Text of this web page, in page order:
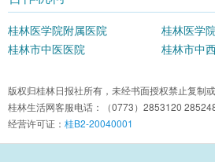
桂林医学院附属医院 桂林医学
桂林市中医医院 桂林市中
版权归桂林日报社所有，未经书面授权禁止复制
桂林生活网客服电话：（0773）2853120
经营许可证： 桂B2-20040001